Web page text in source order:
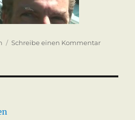
Schreibe einen Kommentarzu